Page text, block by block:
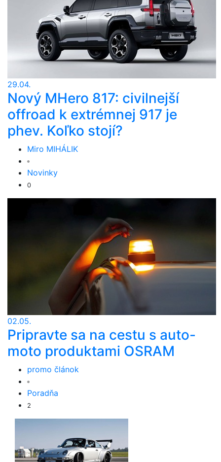
29.04.
Nový MHero 817: civilnejší
offroad k extrémnej 917 je
phev. Koľko stojí?
Miro MIHÁLIK
Novinky
0
02.05.
Pripravte sa na cestu s auto-
moto produktami OSRAM
promo článok
Poradňa
2